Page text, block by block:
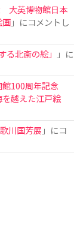
大英博物館日本
」にコメントし
北斎の絵」
」に
館100周年記念
越えた江戸絵
川国芳展 」にコ